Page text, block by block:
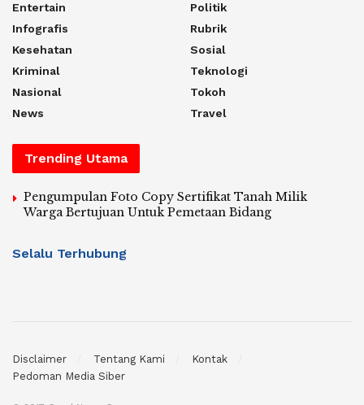
Entertain
Infografis
Kesehatan
Kriminal
Nasional
News
Politik
Rubrik
Sosial
Teknologi
Tokoh
Travel
Trending Utama
Pengumpulan Foto Copy Sertifikat Tanah Milik
Warga Bertujuan Untuk Pemetaan Bidang
Selalu Terhubung
Disclaimer Tentang Kami
Kontak
Pedoman Media Siber